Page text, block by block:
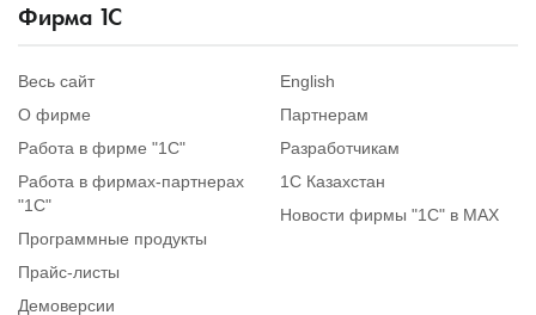
Фирма 1С
Весь сайт
О фирме
Работа в фирме "1С"
Работа в фирмах-партнерах
"1С"
Программные продукты
Прайс-листы
Демоверсии
English
Партнерам
Разработчикам
1С Казахстан
Новости фирмы "1С" в MAX